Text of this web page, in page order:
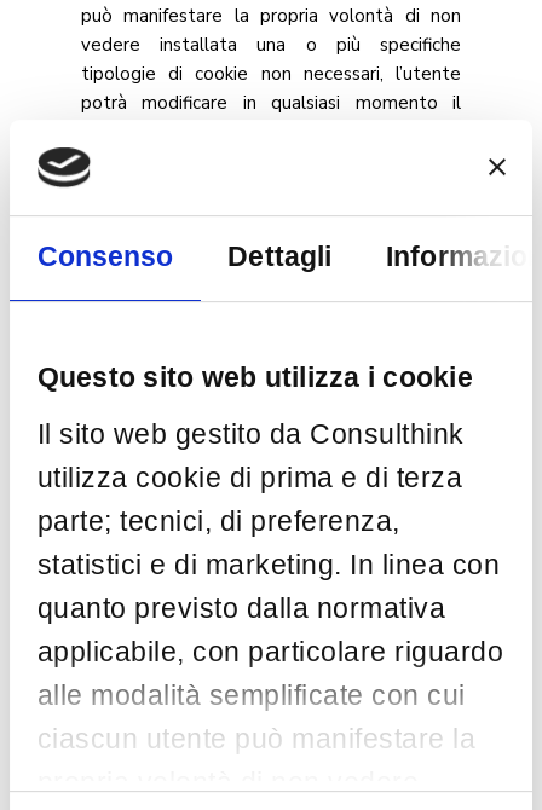
Consenso Dettagli
Questo sito web utilizza i cookie
Il sito web gestito da Consulthink
utilizza cookie di prima e di terza
parte; tecnici, di preferenza,
statistici e di marketing. In linea con
quanto previsto dalla normativa
applicabile, con particolare riguardo
alle modalità semplificate con cui
ciascun utente può manifestare la
propria volontà di non vedere
può manifestare la propria volontà di non
vedere installata una o più specifiche
tipologie di cookie non necessari, l’utente
potrà modificare in qualsiasi momento il
singoli cookie opzionali grazie all’apposito
pulsante posizionato in basso a sinistra di
ogni pagina.
Ad ogni modo, se lo desidera, l’utente può
Internet Explorer
Google Chrome
Apple Safari
Opera
Tuttavia, cancellando i cookies in tal modo,
l’utente potrebbe rimuovere le preferenze